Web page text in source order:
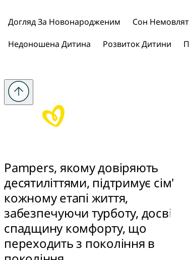
Догляд За Новонародженим Сон Немовлят
Недоношена Дитина
Розвиток Дитини
Pampers, якому довіряють
десятиліттями, підтримує сім'ї на
кожному етапі життя,
забезпечуючи турботу, досвід та
спадщину комфорту, що
переходить з покоління в